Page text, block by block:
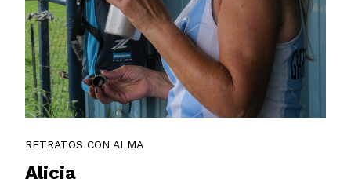
RETRATOS CON ALMA
Alicia